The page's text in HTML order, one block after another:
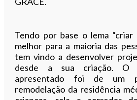
Tendo por base o lema
melhor para a maioria das
tem vindo a desenvolver
desde a sua criação. O
apresentado foi de um
remodelação da residência